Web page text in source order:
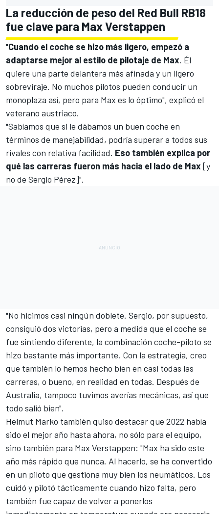
La reducción de peso del Red Bull RB18
fue clave para Max Verstappen
"Cuando el coche se hizo más ligero, empezó a
adaptarse mejor al estilo de pilotaje de Max. Él
quiere una parte delantera más afinada y un ligero
sobreviraje. No muchos pilotos pueden conducir un
monoplaza así, pero para Max es lo óptimo", explicó el
veterano austriaco.
"Sabíamos que si le dábamos un buen coche en
términos de manejabilidad, podría superar a todos sus
rivales con relativa facilidad. Eso también explica por
qué las carreras fueron más hacia el lado de Max[y
no de Sergio Pérez]".
"No hicimos casi ningún doblete. Sergio, por supuesto,
consiguió dos victorias, pero a medida que el coche se
fue sintiendo diferente, la combinación coche-piloto se
hizo bastante más importante. Con la estrategia, creo
que también lo hemos hecho bien en casi todas las
carreras, o bueno, en realidad en todas. Después de
Australia, tampoco tuvimos averías mecánicas, así que
todo salió bien".
Helmut Marko también quiso destacar que 2022 había
sido el mejor año hasta ahora, no sólo para el equipo,
sino también para Max Verstappen: "Max ha sido este
año más rápido que nunca. Al hacerlo, se ha convertido
en un piloto que gestiona muy bien los neumáticos. Los
cuidó y pilotó tácticamente cuando hizo falta, pero
también fue capaz de volver a ponerlos